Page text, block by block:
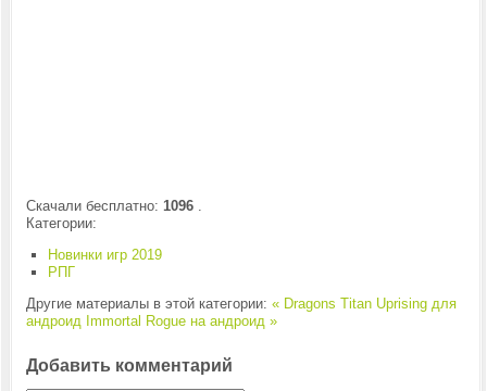
Скачали бесплатно: 1096.
Категории:
Новинки игр 2019
РПГ
Другие материалы в этой категории: « Dragons Titan Uprising для
андроид Immortal Rogue на андроид »
Добавить комментарий